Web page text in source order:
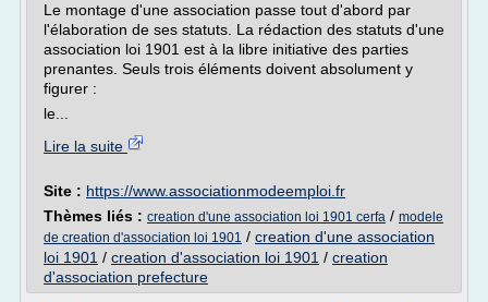
Le montage d'une association passe tout d'abord par
l'élaboration de ses statuts. La rédaction des statuts d'une
association loi 1901 est à la libre initiative des parties
prenantes. Seuls trois éléments doivent absolument y
figurer :
le...
Lire la suite
Site : https://www.associationmodeemploi.fr
Thèmes liés : creation d'une association loi 1901 cerfa / modele
de creation d'association loi 1901 / creation d'une association
loi 1901 / creation d'association loi 1901 / creation
d'association prefecture